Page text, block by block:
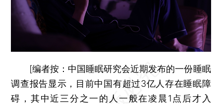
[编者按：中国睡眠研究会近期发布的一份睡眠
调查报告显示，目前中国有超过3亿人存在睡眠障
碍，其中近三分之一的人一般在凌晨1点后才入